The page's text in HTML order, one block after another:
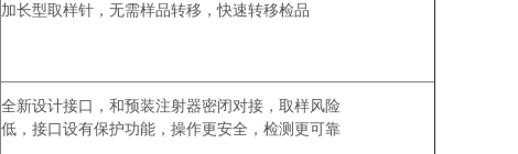
加长型取样针，无需样品转移，快速转移检品
全新设计接口，和预装注射器密闭对接，取样风险
低，接口设有保护功能，操作更安全，检测更可靠